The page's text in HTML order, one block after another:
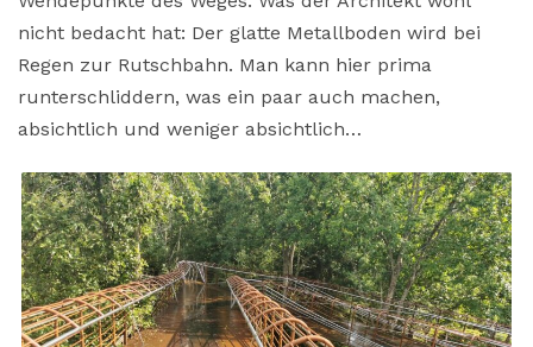
nicht bedacht hat: Der glatte Metallboden wird bei
Regen zur Rutschbahn. Man kann hier prima
runterschliddern, was ein paar auch machen,
absichtlich und weniger absichtlich…